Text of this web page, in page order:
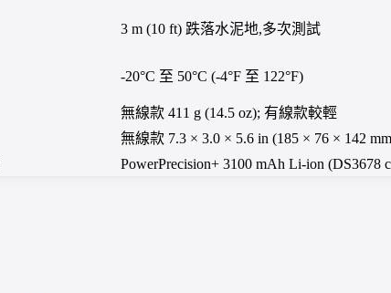
3 m (10 ft) 跌落水泥地,多次測試
-20°C 至 50°C (-4°F 至 122°F)
無線款 411 g (14.5 oz); 有線款較輕
無線款 7.3 × 3.0 × 5.6 in (185 × 76 × 142
PowerPrecision+ 3100 mAh Li-ion (DS3678